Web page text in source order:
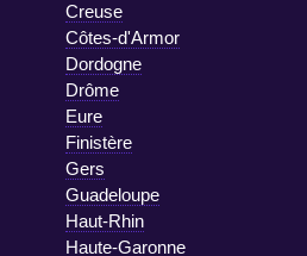
Creuse
Côtes-d'Armor
Dordogne
Drôme
Eure
Finistère
Gers
Guadeloupe
Haut-Rhin
Haute-Garonne